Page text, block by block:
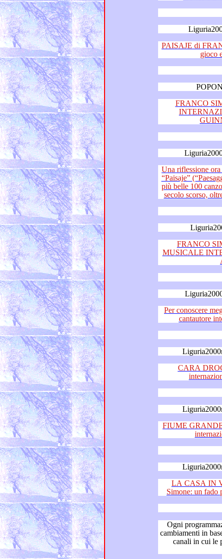
PAISAJE di FRANCO
FRANCO
Una riflessione ora é dovuta:
“Paisaje” (“Paesaggio”) di Franco Simone una delle
più belle 100 canzoni nazionali ed
FRANCO
MUSICALE INTERNAZIONALE DESTINATA
Per conoscere meglio
CARA
FIUME GRANDE di
LA CASA IN
Ogni programmazione
cambiamenti in base alle variazioni del
canali in cui le puntate ed